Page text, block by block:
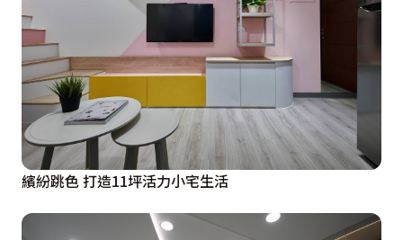
型，設計師表示此區為家中較常走動的地塊，線條的交
錯，走在下方時，人會產生前進、流動之感，整體空間也
因這流動感而更為有生命朝氣。
繽紛跳色 打造11坪活力小宅生活